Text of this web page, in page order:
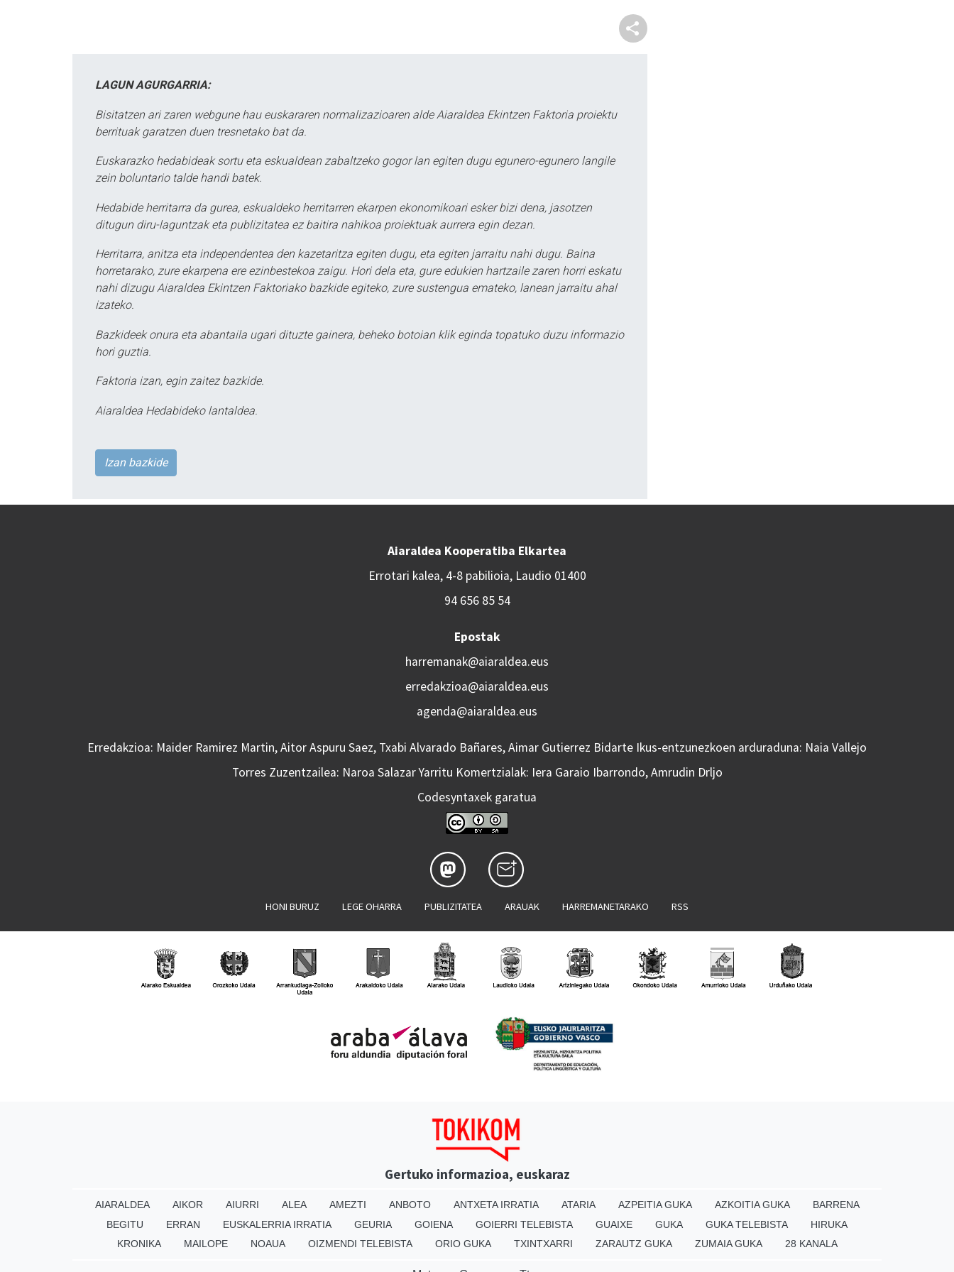
LAGUN AGURGARRIA:
Bisitatzen ari zaren webgune hau euskararen normalizazioaren alde Aiaraldea Ekintzen Faktoria proiektu
berrituak garatzen duen tresnetako bat da.
Euskarazko hedabideak sortu eta eskualdean zabaltzeko gogor lan egiten dugu egunero-egunero langile
zein boluntario talde handi batek.
Hedabide herritarra da gurea, eskualdeko herritarren ekarpen ekonomikoari esker bizi dena, jasotzen
ditugun diru-laguntzak eta publizitatea ez baitira nahikoa proiektuak aurrera egin dezan.
Herritarra, anitza eta independentea den kazetaritza egiten dugu, eta egiten jarraitu nahi dugu. Baina
horretarako, zure ekarpena ere ezinbestekoa zaigu. Hori dela eta, gure edukien hartzaile zaren horri eskatu
nahi dizugu Aiaraldea Ekintzen Faktoriako bazkide egiteko, zure sustengua emateko, lanean jarraitu ahal
izateko.
Bazkideek onura eta abantaila ugari dituzte gainera, beheko botoian klik eginda topatuko duzu informazio
hori guztia.
Faktoria izan, egin zaitez bazkide.
Aiaraldea Hedabideko lantaldea.
Izan bazkide
Aiaraldea Kooperatiba Elkartea
Errotari kalea, 4-8 pabilioia, Laudio 01400
94 656 85 54
Epostak
harremanak@aiaraldea.eus
erredakzioa@aiaraldea.eus
agenda@aiaraldea.eus
Erredakzioa: Maider Ramirez Martin, Aitor Aspuru Saez, Txabi Alvarado Bañares, Aimar Gutierrez Bidarte Ikus-entzunezkoen arduraduna: Naia Vallejo
Torres Zuzentzailea: Naroa Salazar Yarritu Komertzialak: Iera Garaio Ibarrondo, Amrudin Drljo
Codesyntaxek garatua
HONI BURUZ LEGE OHARRA PUBLIZITATEA ARAUAK HARREMANETARAKO RSS
Gertuko informazioa, euskaraz
AIARALDEA AIKOR AIURRI ALEA AMEZTI ANBOTO ANTXETA IRRATIA ATARIA AZPEITIA GUKA AZKOITIA GUKA
BARRENA
BEGITU
ERRAN EUSKALERRIA IRRATIA GEURIA GOIENA GOIERRI TELEBISTA GUAIXE GUKA GUKA TELEBISTA
HIRUKA
KRONIKA
MAILOPE NOAUA OIZMENDI TELEBISTA ORIO GUKA TXINTXARRI ZARAUTZ GUKA ZUMAIA GUKA 28 KANALA